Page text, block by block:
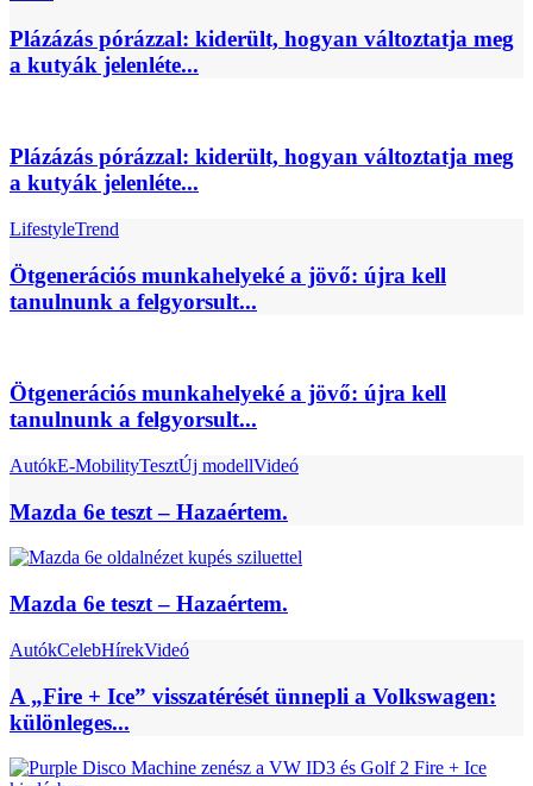
Plázázás pórázzal: kiderült, hogyan változtatja meg
a kutyák jelenléte...
Plázázás pórázzal: kiderült, hogyan változtatja meg
a kutyák jelenléte...
LifestyleTrend
Ötgenerációs munkahelyeké a jövő: újra kell
tanulnunk a felgyorsult...
Ötgenerációs munkahelyeké a jövő: újra kell
tanulnunk a felgyorsult...
AutókE-MobilityTesztÚj modellVideó
Mazda 6e teszt – Hazaértem.
Mazda 6e teszt – Hazaértem.
AutókCelebHírekVideó
A „Fire + Ice” visszatérését ünnepli a Volkswagen:
különleges...